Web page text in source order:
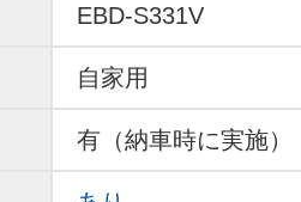
EBD-S331V
自家用
有（納車時に実施）